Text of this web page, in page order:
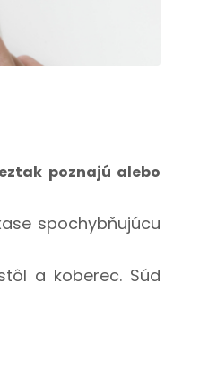
poznajú alebo
spochybňujúcu
a koberec. Súd